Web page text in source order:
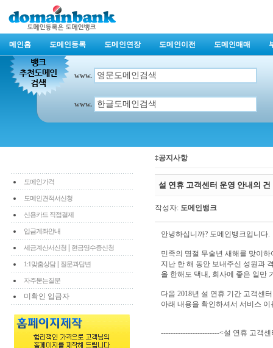
메인홈 도메인등록 도메인연장 도메인이전 도메인매매
www.
www.
도메인가격
도메인견적서신청
신용카드 직접결제
입금계좌안내
세금계산서신청 현금영수증신청
1:1맞춤상담| 질문과답변
자주묻는질문
미확인 입금자
‡공지사항
설 연휴 고객센터 운영 안내의 건
작성자: 도메인뱅크
안녕하십니까? 도메인뱅크입니다.
민족의 명절 무술년 새해를 맞이
지난 한 해 동안 보내주신 성원과
올 한해도 댁내, 회사에 좋은 일만
다음 2018년 설 연휴 기간 고객센
아래 내용을 확인하셔서 서비스
------------------------<설 연휴 고객